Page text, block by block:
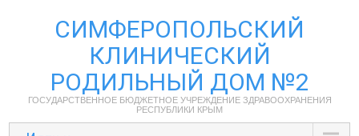
СИМФЕРОПОЛЬСКИЙ
КЛИНИЧЕСКИЙ
РОДИЛЬНЫЙ ДОМ №2
ГОСУДАРСТВЕННОЕ БЮДЖЕТНОЕ УЧРЕЖДЕНИЕ ЗДРАВООХРАНЕНИЯ
РЕСПУБЛИКИ КРЫМ